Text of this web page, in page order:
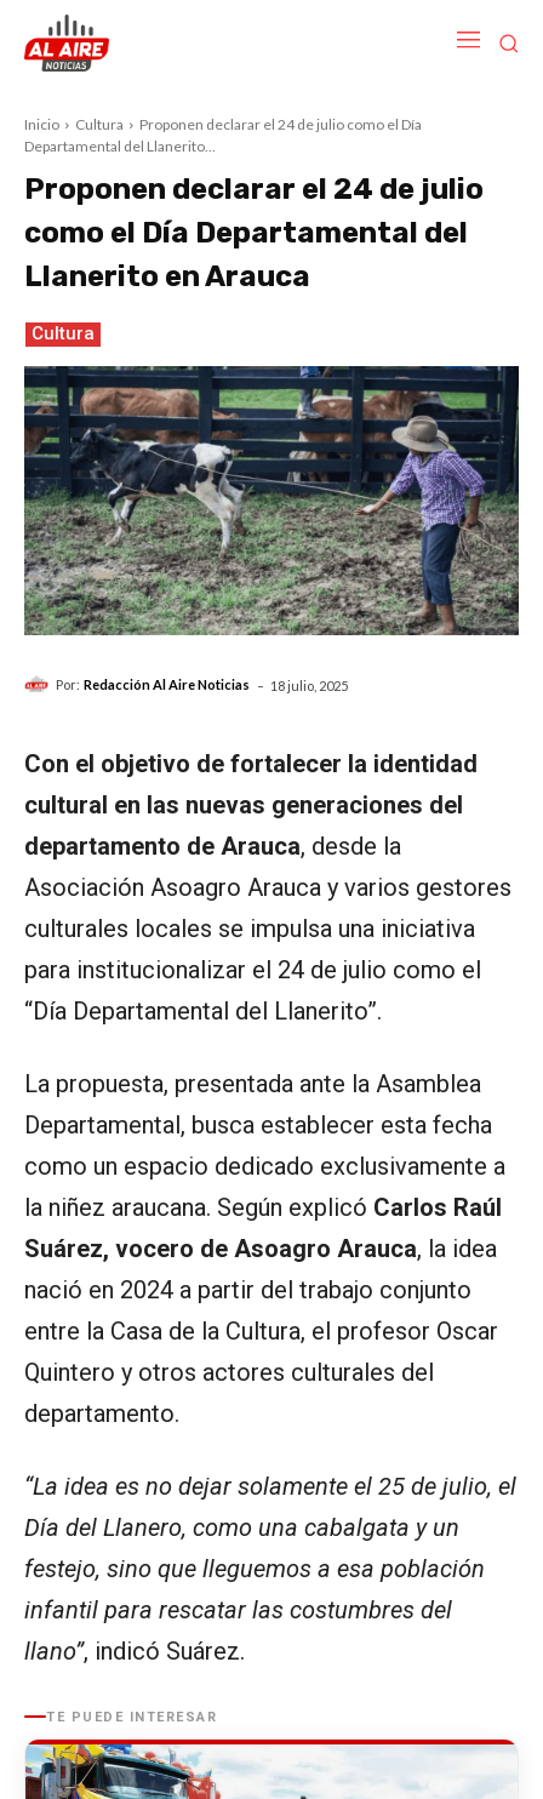
Inicio Cultura
Proponen declarar el 24 de julio como el Día
Departamental del Llanerito...
Proponen declarar el 24 de julio
como el Día Departamental del
Llanerito en Arauca
Cultura
Por: Redacción Al Aire Noticias - 18 julio, 2025
Con el objetivo de fortalecer la identidad
cultural en las nuevas generaciones del
departamento de Arauca, desde la
Asociación Asoagro Arauca y varios gestores
culturales locales se impulsa una iniciativa
para institucionalizar el 24 de julio como el
“Día Departamental del Llanerito”.
La propuesta, presentada ante la Asamblea
Departamental, busca establecer esta fecha
como un espacio dedicado exclusivamente a
la niñez araucana. Según explicó Carlos Raúl
Suárez, vocero de Asoagro Arauca, la idea
nació en 2024 a partir del trabajo conjunto
entre la Casa de la Cultura, el profesor Oscar
Quintero y otros actores culturales del
departamento.
“La idea es no dejar solamente el 25 de julio, el
Día del Llanero, como una cabalgata y un
festejo, sino que lleguemos a esa población
infantil para rescatar las costumbres del
llano”, indicó Suárez.
TE PUEDE INTERESAR